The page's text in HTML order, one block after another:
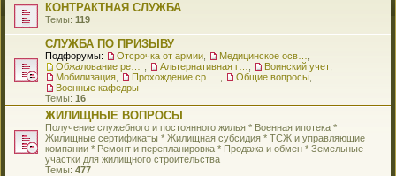
КОНТРАКТНАЯ СЛУЖБА
Темы: 119
СЛУЖБА ПО ПРИЗЫВУ
Подфорумы: Отсрочка от армии
Воинский учет
Мобилизация
Общие вопросы
Военные кафедры
Темы: 16
ЖИЛИЩНЫЕ ВОПРОСЫ
Получение служебного и постоянного жилья * Военная ипотека *
Жилищные сертификаты * Жилищная субсидия * ТСЖ и управляющие
компании * Ремонт и перепланировка * Продажа и обмен * Земельные
участки для жилищного строительства
Темы: 477